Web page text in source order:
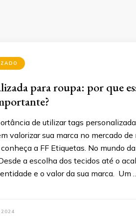
para roupa: por que
de utilizar tags
valorizar sua marca no mercado
a FF Etiquetas. No mundo
a escolha dos tecidos até o
e o valor da sua marca. Um